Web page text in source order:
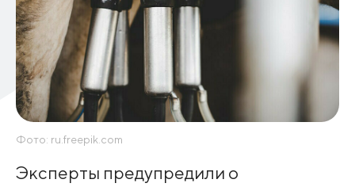
Фото: ru.freepik.com
Эксперты предупредили о